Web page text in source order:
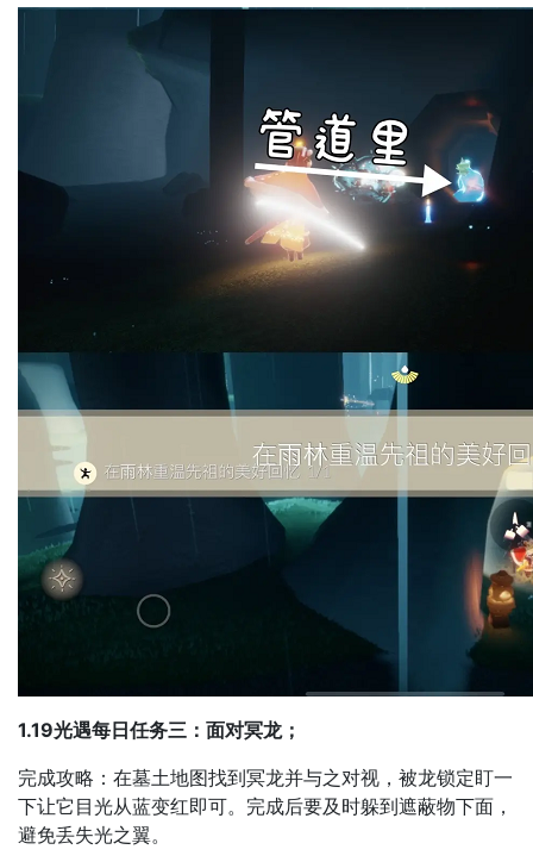
1.19光遇每日任务三：面对冥龙；
完成攻略：在墓土地图找到冥龙并与之对视，被龙锁定盯一
下让它目光从蓝变红即可。完成后要及时躲到遮蔽物下面，
避免丢失光之翼。